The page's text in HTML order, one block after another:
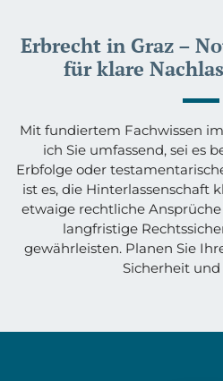
Erbrecht in Graz –
für klare
Mit fundiertem Fachwissen
ich Sie umfassend, sei es
Erbfolge oder
ist es, die Hinterlassenschaft
etwaige rechtliche
langfristige
gewährleisten. Planen Sie
Sicherheit